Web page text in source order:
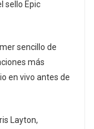
sello Epic
sencillo de
más
en vivo antes de
Layton,